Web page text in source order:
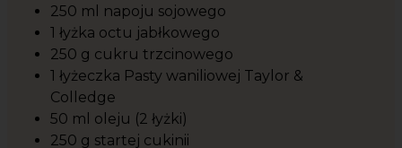
250 ml napoju sojowego
1 łyżka octu jabłkowego
250 g cukru trzcinowego
1 łyżeczka Pasty waniliowej Taylor &
Colledge
50 ml oleju (2 łyżki)
250 g startej cukinii